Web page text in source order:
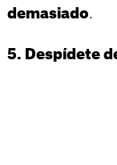
demasiado.
5. Despídete